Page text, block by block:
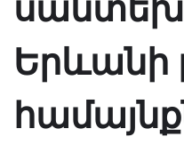
Երևանի